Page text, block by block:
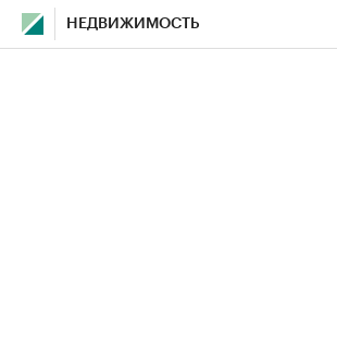
НЕДВИЖИМОСТЬ